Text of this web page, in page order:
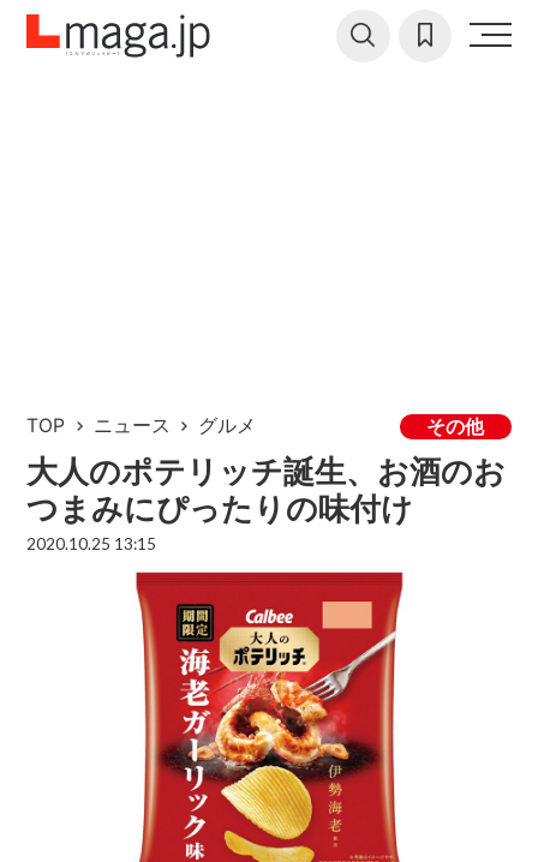
TOP ニュース グルメ その他
大人のポテリッチ誕生、お酒のお
つまみにぴったりの味付け
2020.10.25 13:15